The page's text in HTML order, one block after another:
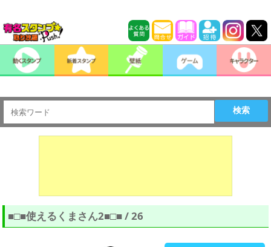
検索
■□■使えるくまさん2■□■ / 26